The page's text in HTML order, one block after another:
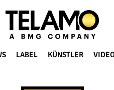
LABEL KÜNSTLER